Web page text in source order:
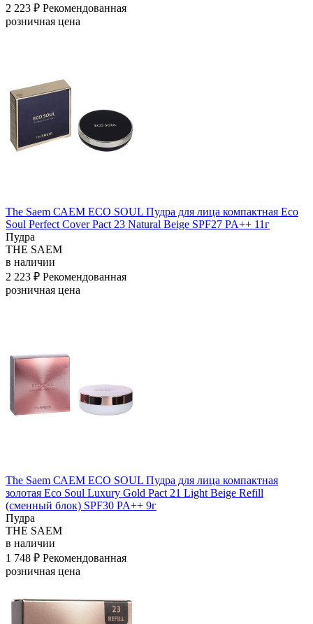
2 223 ₽ Рекомендованная
розничная цена
The Saem САЕМ ECO SOUL Пудра для лица компактная Eco
Soul Perfect Cover Pact 23 Natural Beige SPF27 PA++ 11г
Пудра
THE SAEM
в наличии
2 223 ₽ Рекомендованная
розничная цена
The Saem САЕМ ECO SOUL Пудра для лица компактная
золотая Eco Soul Luxury Gold Pact 21 Light Beige Refill
(сменный блок) SPF30 PA++ 9г
Пудра
THE SAEM
в наличии
1 748 ₽ Рекомендованная
розничная цена